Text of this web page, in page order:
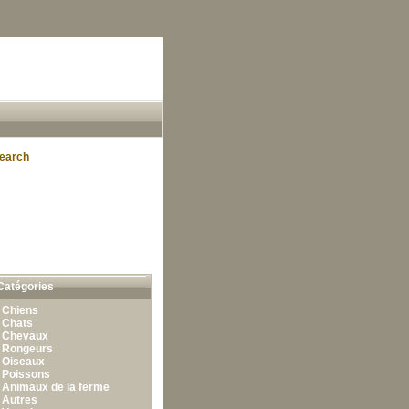
Chiens
Chats
Chevaux
Rongeurs
Oiseaux
Poissons
Animaux de la ferme
Autres